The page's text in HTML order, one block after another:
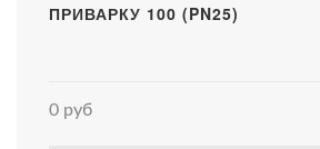
ПРИВАРКУ 100 (PN25)
0 руб